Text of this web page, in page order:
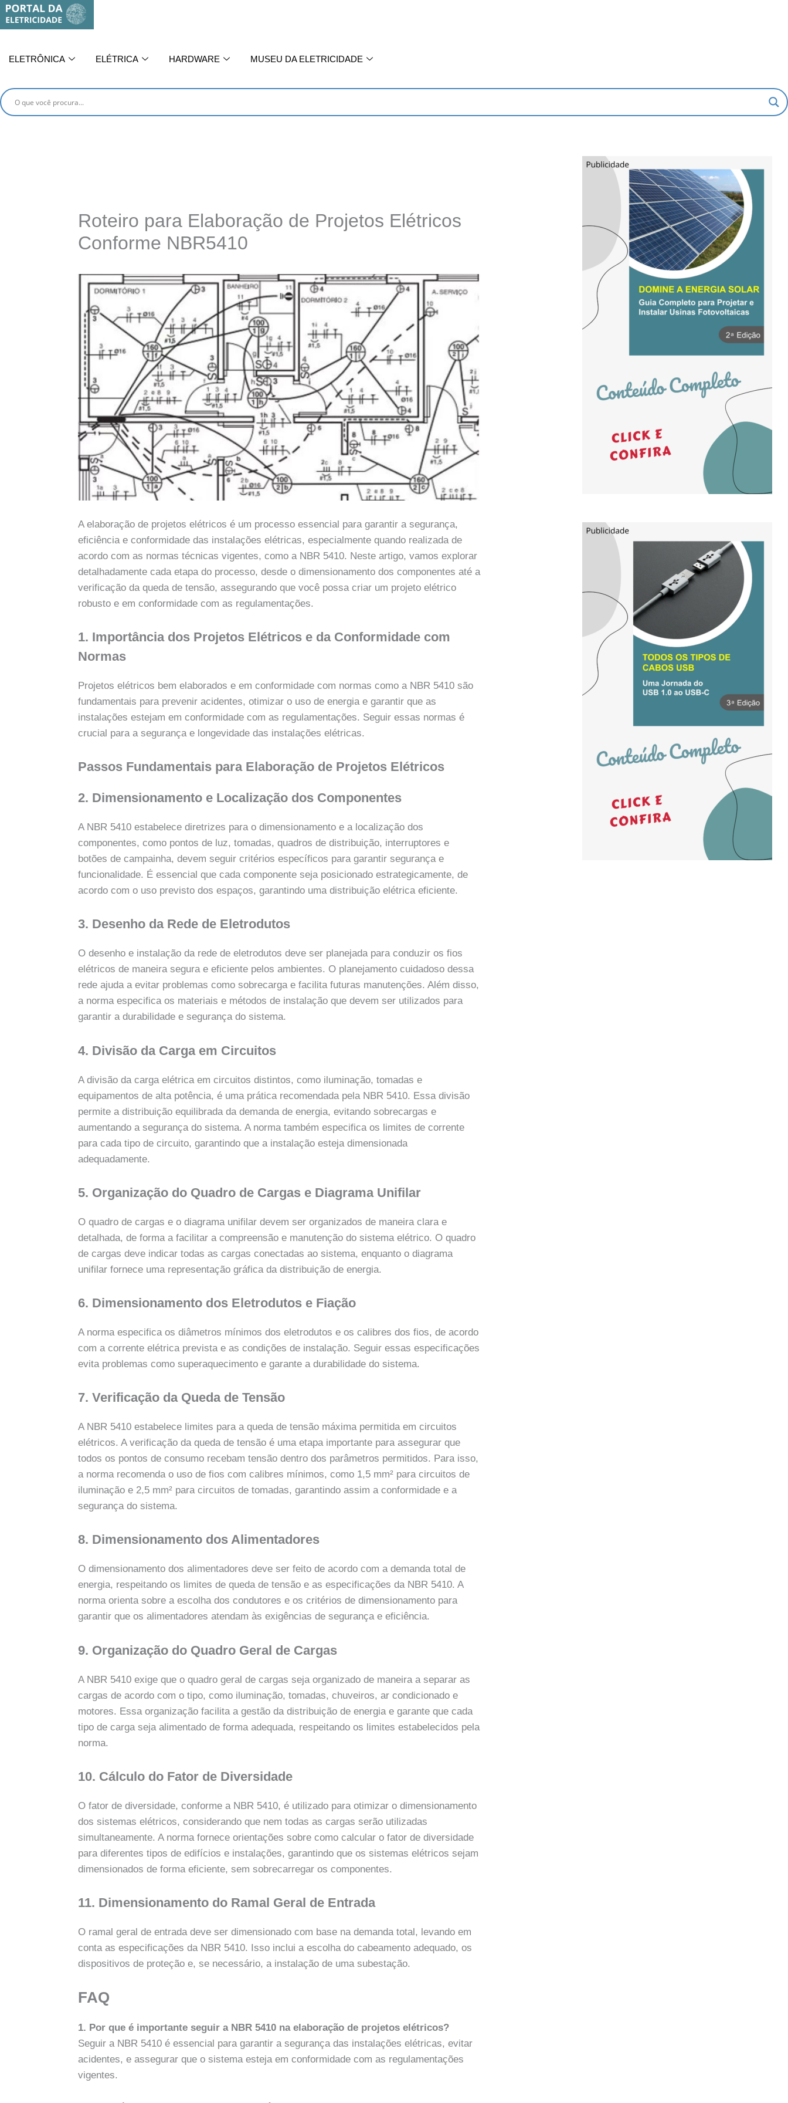
para
conteúdo
ELETRÔNICA ELÉTRICA HARDWARE MUSEU DA ELETRICIDADE
Roteiro para Elaboração de Projetos Elétricos
Conforme NBR5410
A elaboração de projetos elétricos é um processo essencial para garantir a segurança,
eficiência e conformidade das instalações elétricas, especialmente quando realizada de
acordo com as normas técnicas vigentes, como a NBR 5410. Neste artigo, vamos explorar
detalhadamente cada etapa do processo, desde o dimensionamento dos componentes até a
verificação da queda de tensão, assegurando que você possa criar um projeto elétrico
robusto e em conformidade com as regulamentações.
1. Importância dos Projetos Elétricos e da Conformidade com
Normas
Projetos elétricos bem elaborados e em conformidade com normas como a NBR 5410 são
fundamentais para prevenir acidentes, otimizar o uso de energia e garantir que as
instalações estejam em conformidade com as regulamentações. Seguir essas normas é
crucial para a segurança e longevidade das instalações elétricas.
Passos Fundamentais para Elaboração de Projetos Elétricos
2. Dimensionamento e Localização dos Componentes
A NBR 5410 estabelece diretrizes para o dimensionamento e a localização dos
componentes, como pontos de luz, tomadas, quadros de distribuição, interruptores e
botões de campainha, devem seguir critérios específicos para garantir segurança e
funcionalidade. É essencial que cada componente seja posicionado estrategicamente, de
acordo com o uso previsto dos espaços, garantindo uma distribuição elétrica eficiente.
3. Desenho da Rede de Eletrodutos
O desenho e instalação da rede de eletrodutos deve ser planejada para conduzir os fios
elétricos de maneira segura e eficiente pelos ambientes. O planejamento cuidadoso dessa
rede ajuda a evitar problemas como sobrecarga e facilita futuras manutenções. Além disso,
a norma especifica os materiais e métodos de instalação que devem ser utilizados para
garantir a durabilidade e segurança do sistema.
4. Divisão da Carga em Circuitos
A divisão da carga elétrica em circuitos distintos, como iluminação, tomadas e
equipamentos de alta potência, é uma prática recomendada pela NBR 5410. Essa divisão
permite a distribuição equilibrada da demanda de energia, evitando sobrecargas e
aumentando a segurança do sistema. A norma também especifica os limites de corrente
para cada tipo de circuito, garantindo que a instalação esteja dimensionada
adequadamente.
5. Organização do Quadro de Cargas e Diagrama Unifilar
O quadro de cargas e o diagrama unifilar devem ser organizados de maneira clara e
detalhada, de forma a facilitar a compreensão e manutenção do sistema elétrico. O quadro
de cargas deve indicar todas as cargas conectadas ao sistema, enquanto o diagrama
unifilar fornece uma representação gráfica da distribuição de energia.
6. Dimensionamento dos Eletrodutos e Fiação
A norma especifica os diâmetros mínimos dos eletrodutos e os calibres dos fios, de acordo
com a corrente elétrica prevista e as condições de instalação. Seguir essas especificações
evita problemas como superaquecimento e garante a durabilidade do sistema.
7. Verificação da Queda de Tensão
A NBR 5410 estabelece limites para a queda de tensão máxima permitida em circuitos
elétricos. A verificação da queda de tensão é uma etapa importante para assegurar que
todos os pontos de consumo recebam tensão dentro dos parâmetros permitidos. Para isso,
a norma recomenda o uso de fios com calibres mínimos, como 1,5 mm² para circuitos de
iluminação e 2,5 mm² para circuitos de tomadas, garantindo assim a conformidade e a
segurança do sistema.
8. Dimensionamento dos Alimentadores
O dimensionamento dos alimentadores deve ser feito de acordo com a demanda total de
energia, respeitando os limites de queda de tensão e as especificações da NBR 5410. A
norma orienta sobre a escolha dos condutores e os critérios de dimensionamento para
garantir que os alimentadores atendam às exigências de segurança e eficiência.
9. Organização do Quadro Geral de Cargas
A NBR 5410 exige que o quadro geral de cargas seja organizado de maneira a separar as
cargas de acordo com o tipo, como iluminação, tomadas, chuveiros, ar condicionado e
motores. Essa organização facilita a gestão da distribuição de energia e garante que cada
tipo de carga seja alimentado de forma adequada, respeitando os limites estabelecidos pela
norma.
10. Cálculo do Fator de Diversidade
O fator de diversidade, conforme a NBR 5410, é utilizado para otimizar o dimensionamento
dos sistemas elétricos, considerando que nem todas as cargas serão utilizadas
simultaneamente. A norma fornece orientações sobre como calcular o fator de diversidade
para diferentes tipos de edifícios e instalações, garantindo que os sistemas elétricos sejam
dimensionados de forma eficiente, sem sobrecarregar os componentes.
11. Dimensionamento do Ramal Geral de Entrada
O ramal geral de entrada deve ser dimensionado com base na demanda total, levando em
conta as especificações da NBR 5410. Isso inclui a escolha do cabeamento adequado, os
dispositivos de proteção e, se necessário, a instalação de uma subestação.
FAQ
1. Por que é importante seguir a NBR 5410 na elaboração de projetos elétricos?
Seguir a NBR 5410 é essencial para garantir a segurança das instalações elétricas, evitar
acidentes, e assegurar que o sistema esteja em conformidade com as regulamentações
vigentes.